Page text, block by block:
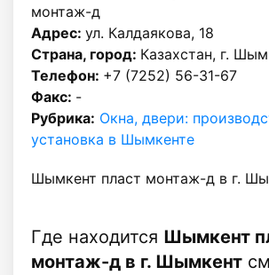
монтаж-д
Адрес: ул. Калдаякова, 18
Страна, город: Казахстан, г.
Телефон: +7 (7252) 56-31-67
Факс: -
Рубрика: Окна, двери:
установка в Шымкенте
Шымкент пласт монтаж-д в г.
Где находится Шымкент
монтаж-д в г. Шымкент